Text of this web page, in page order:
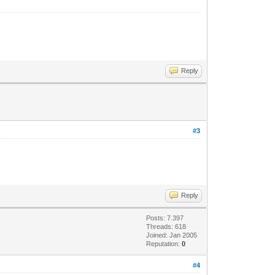
Reply
#3
Reply
Posts: 7.397
Threads: 618
Joined: Jan 2005
Reputation:0
#4